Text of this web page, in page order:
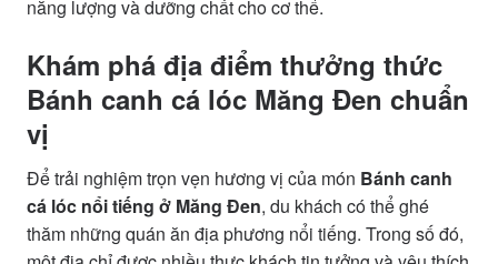
năng lượng và dưỡng chất cho cơ thể.
Khám phá địa điểm thưởng thức
Bánh canh cá lóc Măng Đen chuẩn
vị
Để trải nghiệm trọn vẹn hương vị của món Bánh canh
cá lóc nổi tiếng ở Măng Đen, du khách có thể ghé
thăm những quán ăn địa phương nổi tiếng. Trong số đó,